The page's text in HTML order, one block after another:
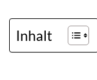
Inhalt